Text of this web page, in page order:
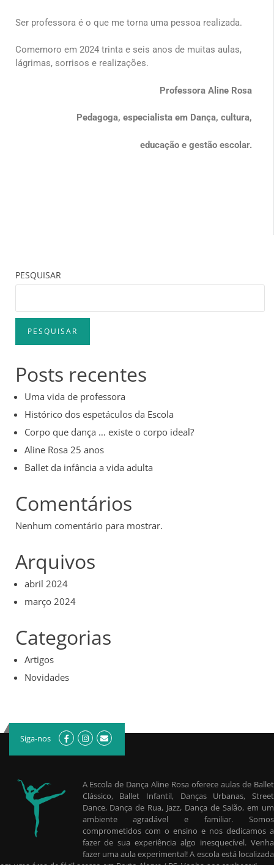
Ser professora é o que me torna uma pessoa realizada.
Comemoro em 2024 trinta e seis anos de muitas aulas,
lágrimas, sorrisos e realizações.
Professora Aline Rosa
Pedagoga, especialista em Dança, cultura,
educação e gestão escolar.
PESQUISAR
PESQUISAR
Posts recentes
Uma vida de professora
Histórico dos espetáculos da Escola
Corpo que dança … existe o corpo ideal?
Aline Rosa 25 anos
Ballet da infância a vida adulta
Comentários
Nenhum comentário para mostrar.
Arquivos
abril 2024
março 2024
Categorias
Artigos
Novidades
Siga-nos
A Escola de Dança Aline Rosa oferece aulas de Ballet
Clássico, Ballet Infantil, Danças Urbanas, Street
Dance, Dança de Rua, Jazz, Dança de Salão, em um
ambiente agradável e familiar. Somos
comprometidos com o ensino e nos dedicamos a
fazer de sua experiência algo inesquecível. Venha
fazer uma aula experimental! A escola está localizada